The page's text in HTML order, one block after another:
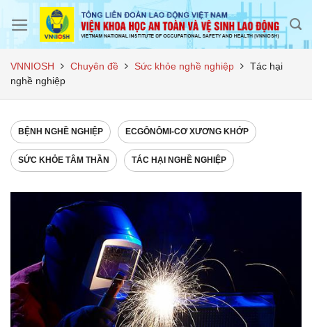
VNNIOSH Chuyên đề Sức khỏe nghề nghiệp
Tác hại
nghề nghiệp
BỆNH NGHỀ NGHIỆP ECGÔNÔMI-CƠ XƯƠNG KHỚP
SỨC KHỎE TÂM THẦN TÁC HẠI NGHỀ NGHIỆP